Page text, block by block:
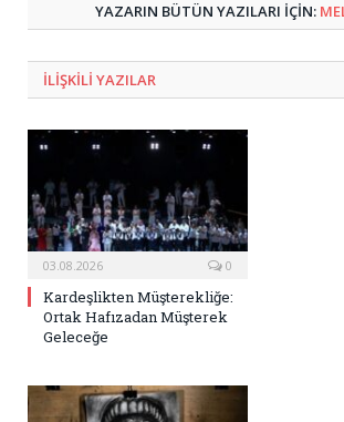
YAZARIN BÜTÜN YAZILARI IÇIN:
ILIŞKILI YAZILAR
03.08.2026 0
Kardeşlikten Müşterekliğe:
Ortak Hafızadan Müşterek
Geleceğe